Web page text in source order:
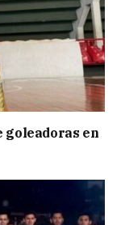
goleadoras en